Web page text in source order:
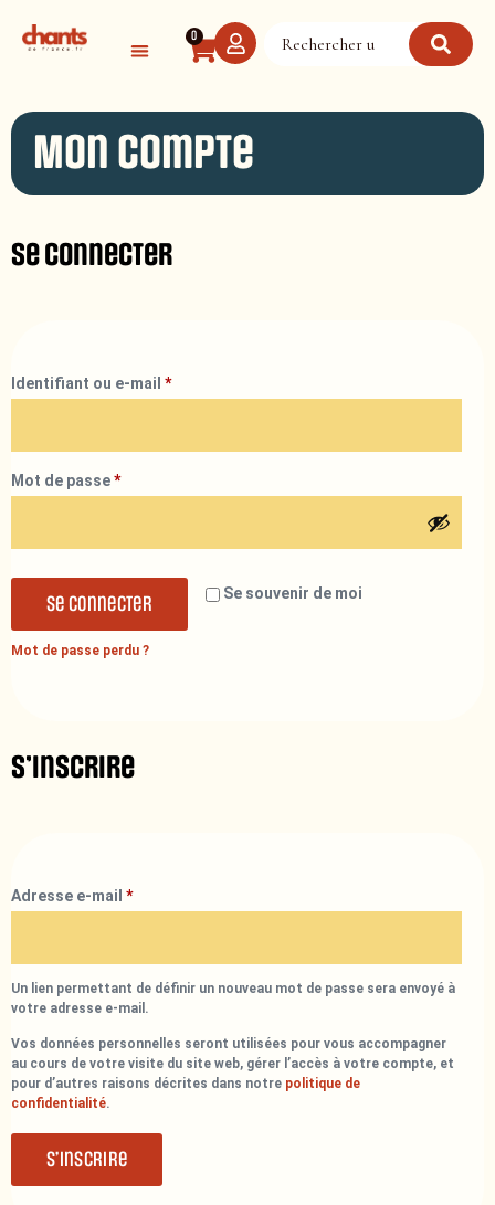
0
Mon compte
Se connecter
Identifiant ou e-mail *
Mot de passe*
Se souvenir de moi
Se connecter
Mot de passe perdu ?
S’inscrire
Adresse e-mail *
Un lien permettant de définir un nouveau mot de passe sera envoyé à
votre adresse e-mail.
Vos données personnelles seront utilisées pour vous accompagner
au cours de votre visite du site web, gérer l’accès à votre compte, et
pour d’autres raisons décrites dans notre politique de
confidentialité.
S’inscrire